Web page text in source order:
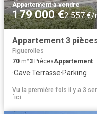
Appartement·à vendre
179 000 €2 557 €/
Appartement 3
Figuerolles
70 m²3 PiècesAppartement
·Cave·Terrasse·Parking
Vu la première fois il y a 3
´ici